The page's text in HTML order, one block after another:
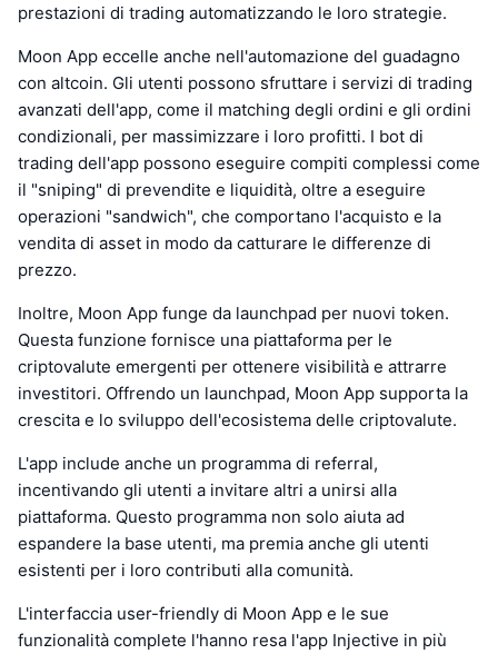
prestazioni di trading automatizzando le loro strategie.
Moon App eccelle anche nell'automazione del guadagno
con altcoin. Gli utenti possono sfruttare i servizi di trading
avanzati dell'app, come il matching degli ordini e gli ordini
condizionali, per massimizzare i loro profitti. I bot di
trading dell'app possono eseguire compiti complessi come
il "sniping" di prevendite e liquidità, oltre a eseguire
operazioni "sandwich", che comportano l'acquisto e la
vendita di asset in modo da catturare le differenze di
prezzo.
Inoltre, Moon App funge da launchpad per nuovi token.
Questa funzione fornisce una piattaforma per le
criptovalute emergenti per ottenere visibilità e attrarre
investitori. Offrendo un launchpad, Moon App supporta la
crescita e lo sviluppo dell'ecosistema delle criptovalute.
L'app include anche un programma di referral,
incentivando gli utenti a invitare altri a unirsi alla
piattaforma. Questo programma non solo aiuta ad
espandere la base utenti, ma premia anche gli utenti
esistenti per i loro contributi alla comunità.
L'interfaccia user-friendly di Moon App e le sue
funzionalità complete l'hanno resa l'app Injective in più